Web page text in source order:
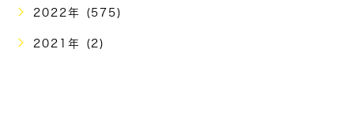
2022年 (575)
2021年 (2)